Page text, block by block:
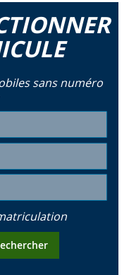
sans numéro